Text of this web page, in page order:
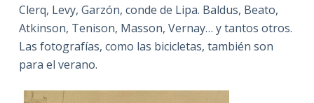
Clerq, Levy, Garzón, conde de Lipa. Baldus, Beato,
Atkinson, Tenison, Masson, Vernay… y tantos otros.
Las fotografías, como las bicicletas, también son
para el verano.